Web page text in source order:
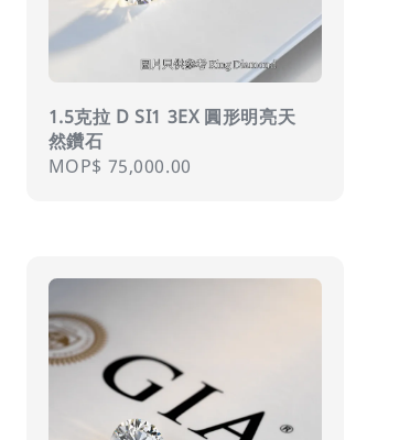
1.5克拉 D SI1 3EX 圓形明亮天
然鑽石
Regular
MOP$ 75,000.00